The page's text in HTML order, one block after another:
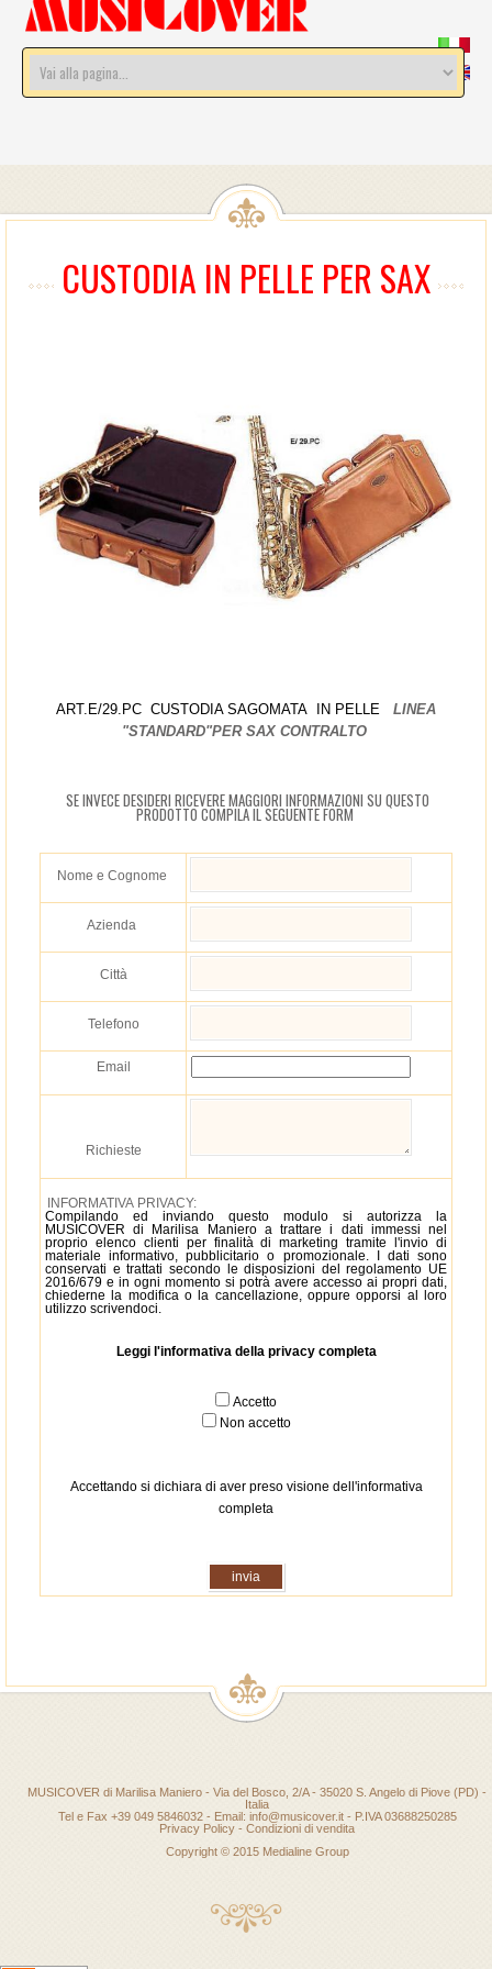
CUSTODIA IN PELLE PER SAX
ART.E/29.PC CUSTODIA SAGOMATA IN PELLE
LINEA
"STANDARD"PER SAX CONTRALTO
SE INVECE DESIDERI RICEVERE MAGGIORI INFORMAZIONI SU QUESTO
PRODOTTO COMPILA IL SEGUENTE FORM
Nome e Cognome
Azienda
Città
Telefono
Email
Richieste
INFORMATIVA PRIVACY:
Compilando ed inviando questo modulo si autorizza la
MUSICOVER di Marilisa Maniero a trattare i dati immessi nel
proprio elenco clienti per finalità di marketing tramite l'invio di
materiale informativo, pubblicitario o promozionale. I dati sono
conservati e trattati secondo le disposizioni del regolamento UE
2016/679 e in ogni momento si potrà avere accesso ai propri dati,
chiederne la modifica o la cancellazione, oppure opporsi al loro
utilizzo scrivendoci.
Leggi l'informativa della privacy completa
Accetto
Non accetto
Accettando si dichiara di aver preso visione dell'informativa
completa
MUSICOVER di Marilisa Maniero - Via del Bosco, 2/A - 35020 S. Angelo di Piove (PD) -
Italia
Tel e Fax +39 049 5846032 - Email: info@musicover.it - P.IVA 03688250285
Privacy Policy - Condizioni di vendita
Copyright © 2015 Medialine Group